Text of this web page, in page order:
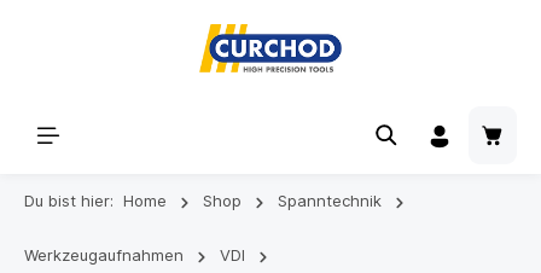
Du bist hier: Home Shop Spanntechnik
Werkzeugaufnahmen VDI